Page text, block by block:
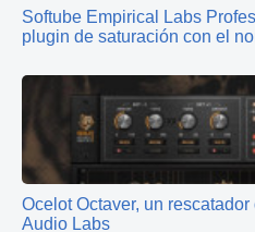
Softube Empirical Labs
plugin de saturación con el
Ocelot Octaver, un
Audio Labs